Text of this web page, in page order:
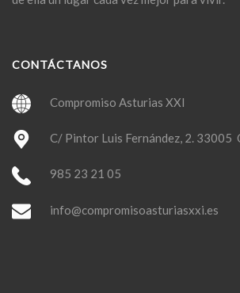
CONTÁCTANOS
Compromiso Asturias XXI
C/ Pintor Luis Fernández, 2. 33005
985 23 21 05
info@compromisoasturiasxxi.es